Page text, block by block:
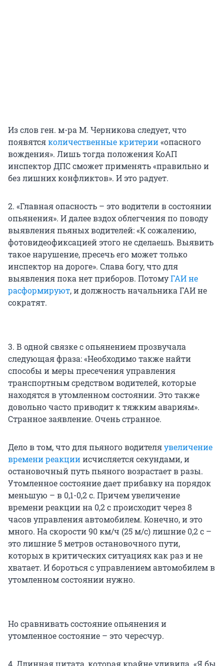
Из слов ген. м-ра М. Черникова следует, что
появятсяколичественные критерии«опасного
вождения». Лишь тогда положения КоАП
инспектор ДПС сможет применять «правильно и
без лишних конфликтов». И это радует.
2. «Главная опасность – это водители в состоянии
опьянения». И далее вздох облегчения по поводу
выявления пьяных водителей: «К сожалению,
фотовидеофиксацией этого не сделаешь. Выявить
такое нарушение, пресечь его может только
инспектор на дороге». Слава богу, что для
выявления пока нет приборов. ПотомуГАИ не
расформируют, и должность начальника ГАИ не
сократят.
3. В одной связке с опьянением прозвучала
следующая фраза: «Необходимо также найти
способы и меры пресечения управления
транспортным средством водителей, которые
находятся в утомленном состоянии. Это также
довольно часто приводит к тяжким авариям».
Странное заявление. Очень странное.
Дело в том, что для пьяного водителяувеличение
времени реакцииисчисляется секундами, и
остановочный путь пьяного возрастает в разы.
Утомленное состояние дает прибавку на порядок
меньшую – в 0,1-0,2 с. Причем увеличение
времени реакции на 0,2 с происходит через 8
часов управления автомобилем. Конечно, и это
много. На скорости 90 км/ч (25 м/с) лишние 0,2 с –
это лишние 5 метров остановочного пути,
которых в критических ситуациях как раз и не
хватает. И бороться с управлением автомобилем в
утомленном состоянии нужно.
Но сравнивать состояние опьянения и
утомленное состояние – это чересчур.
4. Длинная цитата, которая крайне удивила. «Я бы